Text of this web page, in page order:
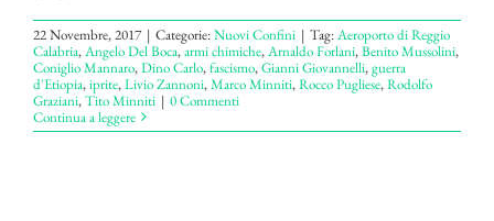
22 Novembre, 2017 | Categorie:Nuovi Confini | Tag:Aeroporto di Reggio
Calabria,Angelo Del Boca,armi chimiche,Arnaldo Forlani,Benito Mussolini,
Coniglio Mannaro,Dino Carlo,fascismo,Gianni Giovannelli,guerra
d'Etiopia,iprite,Livio Zannoni,Marco Minniti,Rocco Pugliese,Rodolfo
Graziani,Tito Minniti | 0 Commenti
Continua a leggere